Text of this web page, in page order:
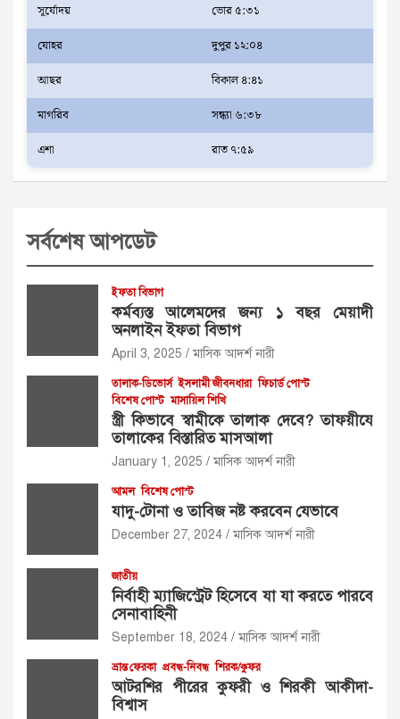
সূর্যোদয়
ভোর ৫:৩১
যোহর
দুপুর ১২:০৪
আছর
বিকাল ৪:৪১
মাগরিব
সন্ধ্যা ৬:৩৮
এশা
রাত ৭:৫৯
সর্বশেষ আপডেট
ইফতা বিভাগ
কর্মব্যস্ত আলেমদের জন্য ১ বছর মেয়াদী
অনলাইন ইফতা বিভাগ
April 3, 2025 মাসিক আদর্শ নারী
তালাক-ডিভোর্স ইসলামী জীবনধারা ফিচার্ড পোস্ট
বিশেষ পোস্ট মাসায়িল শিখি
স্ত্রী কিভাবে স্বামীকে তালাক দেবে? তাফয়ীযে
তালাকের বিস্তারিত মাসআলা
January 1, 2025 মাসিক আদর্শ নারী
আমল বিশেষ পোস্ট
যাদু-টোনা ও তাবিজ নষ্ট করবেন যেভাবে
December 27, 2024 মাসিক আদর্শ নারী
জাতীয়
নির্বাহী ম্যাজিস্ট্রেট হিসেবে যা যা করতে পারবে
সেনাবাহিনী
September 18, 2024 মাসিক আদর্শ নারী
ভ্রান্ত ফেরকা প্রবন্ধ-নিবন্ধ শিরক/কুফর
আটরশির পীরের কুফরী ও শিরকী আকীদা-
বিশ্বাস